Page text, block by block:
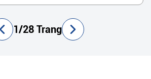
1/28 Trang